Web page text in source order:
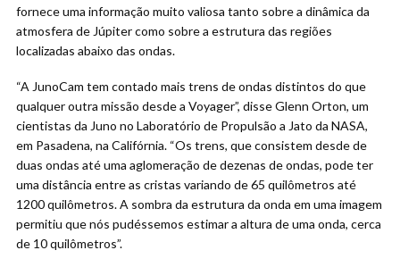
fornece uma informação muito valiosa tanto sobre a dinâmica da
atmosfera de Júpiter como sobre a estrutura das regiões
localizadas abaixo das ondas.
“A JunoCam tem contado mais trens de ondas distintos do que
qualquer outra missão desde a Voyager”, disse Glenn Orton, um
cientistas da Juno no Laboratório de Propulsão a Jato da NASA,
em Pasadena, na Califórnia. “Os trens, que consistem desde de
duas ondas até uma aglomeração de dezenas de ondas, pode ter
uma distância entre as cristas variando de 65 quilômetros até
1200 quilômetros. A sombra da estrutura da onda em uma imagem
permitiu que nós pudéssemos estimar a altura de uma onda, cerca
de 10 quilômetros”.